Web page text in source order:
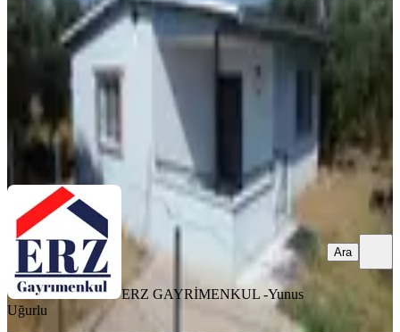
446 m²·8.408/m²·04.08.2026
3.750.000 ₺
ERZ GAYRİMENKUL - Yunus Uğurlu
ERZ GAYRİMENKUL -Yunus
Uğurlu
Ara